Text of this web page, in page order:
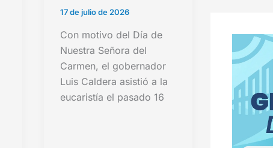
17 de julio de 2026
Con motivo del Día de
Nuestra Señora del
Carmen, el gobernador
Luis Caldera asistió a la
eucaristía el pasado 16